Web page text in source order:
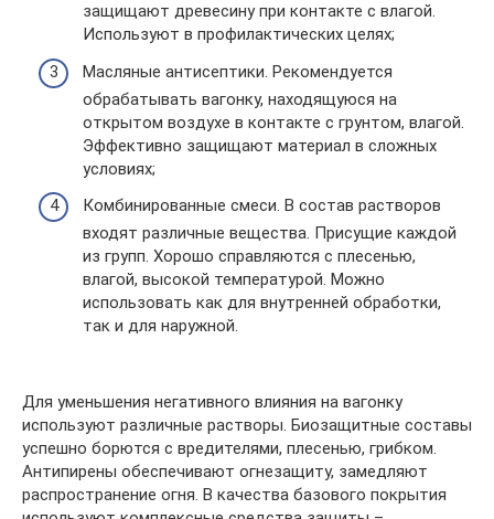
защищают древесину при контакте с влагой.
Используют в профилактических целях;
Масляные антисептики. Рекомендуется
обрабатывать вагонку, находящуюся на
открытом воздухе в контакте с грунтом, влагой.
Эффективно защищают материал в сложных
условиях;
Комбинированные смеси. В состав растворов
входят различные вещества. Присущие каждой
из групп. Хорошо справляются с плесенью,
влагой, высокой температурой. Можно
использовать как для внутренней обработки,
так и для наружной.
Для уменьшения негативного влияния на вагонку
используют различные растворы. Биозащитные составы
успешно борются с вредителями, плесенью, грибком.
Антипирены обеспечивают огнезащиту, замедляют
распространение огня. В качества базового покрытия